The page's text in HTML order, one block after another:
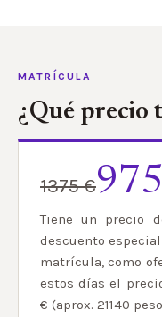
MATRÍCULA
¿Qué precio
1375 €
Tiene un precio
descuento
matrícula, como
estos días el
€ (aprox. 21140